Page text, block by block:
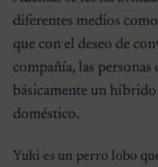
diferentes medios
que con el deseo de
compañía, las personas
básicamente un
doméstico.
Yuki es un perro lobo